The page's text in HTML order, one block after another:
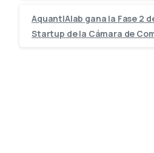
AquantIAlab gana la Fase 2
Startup de la Cámara de